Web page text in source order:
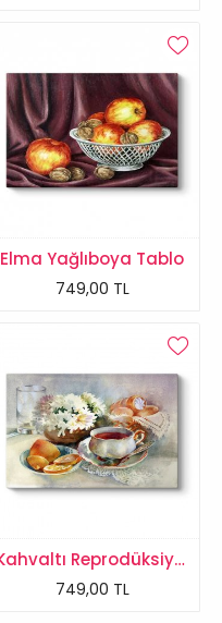
Elma Yağlıboya Tablo
749,00 TL
Kahvaltı Reprodüksiyon Tablo
749,00 TL